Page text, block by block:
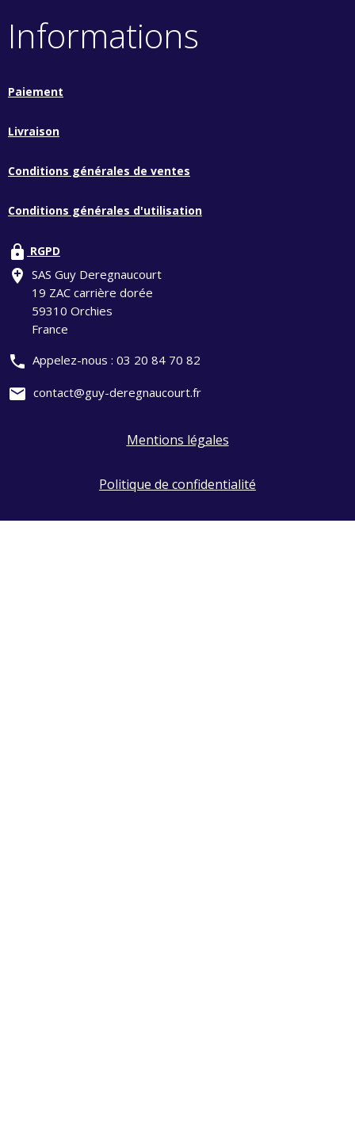
Informations
Paiement
Livraison
Conditions générales de ventes
Conditions générales d'utilisation
lock RGPD
add_location SAS Guy Deregnaucourt
19 ZAC carrière dorée
59310 Orchies
France
phone Appelez-nous : 03 20 84 70 82
mail contact@guy-deregnaucourt.fr
Mentions légales
Politique de confidentialité